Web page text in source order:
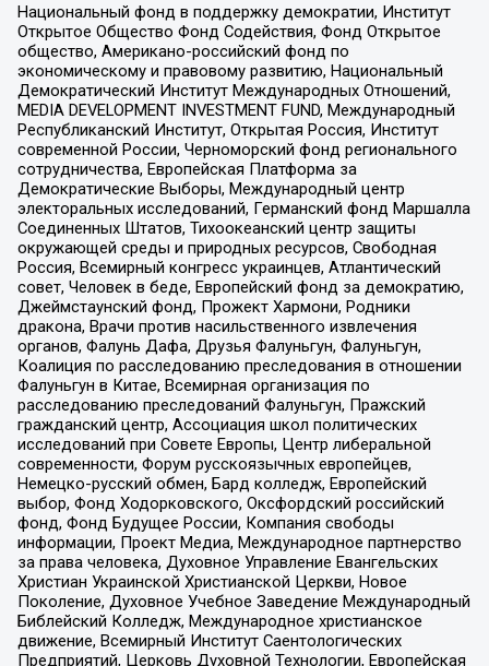
Национальный фонд в поддержку демократии, Институт
Открытое Общество Фонд Содействия, Фонд Открытое
общество, Американо-российский фонд по
экономическому и правовому развитию, Национальный
Демократический Институт Международных Отношений,
MEDIA DEVELOPMENT INVESTMENT FUND, Международный
Республиканский Институт, Открытая Россия, Институт
современной России, Черноморский фонд регионального
сотрудничества, Европейская Платформа за
Демократические Выборы, Международный центр
электоральных исследований, Германский фонд Маршалла
Соединенных Штатов, Тихоокеанский центр защиты
окружающей среды и природных ресурсов, Свободная
Россия, Всемирный конгресс украинцев, Атлантический
совет, Человек в беде, Европейский фонд за демократию,
Джеймстаунский фонд, Прожект Хармони, Родники
дракона, Врачи против насильственного извлечения
органов, Фалунь Дафа, Друзья Фалуньгун, Фалуньгун,
Коалиция по расследованию преследования в отношении
Фалуньгун в Китае, Всемирная организация по
расследованию преследований Фалуньгун, Пражский
гражданский центр, Ассоциация школ политических
исследований при Совете Европы, Центр либеральной
современности, Форум русскоязычных европейцев,
Немецко-русский обмен, Бард колледж, Европейский
выбор, Фонд Ходорковского, Оксфордский российский
фонд, Фонд Будущее России, Компания свободы
информации, Проект Медиа, Международное партнерство
за права человека, Духовное Управление Евангельских
Христиан Украинской Христианской Церкви, Новое
Поколение, Духовное Учебное Заведение Международный
Библейский Колледж, Международное христианское
движение, Всемирный Институт Саентологических
Предприятий, Церковь Духовной Технологии, Европейская